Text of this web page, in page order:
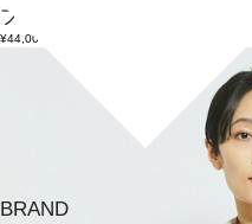
BRAND
ブラウス
¥44,000